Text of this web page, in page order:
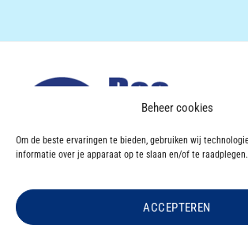
Beheer cookies
Om de beste ervaringen te bieden, gebruiken wij
informatie over je apparaat op te slaan en/of te raadplegen.
ACCEPTEREN